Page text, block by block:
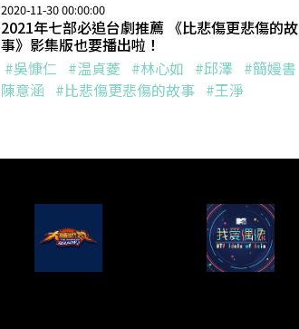
2020-11-30 00:00:00
2021年七部必追台劇推薦 《比悲傷更悲傷的故
事》影集版也要播出啦！
#吳慷仁 #温貞菱 #林心如 #邱澤 #簡嫚書
陳意涵 #比悲傷更悲傷的故事 #王淨